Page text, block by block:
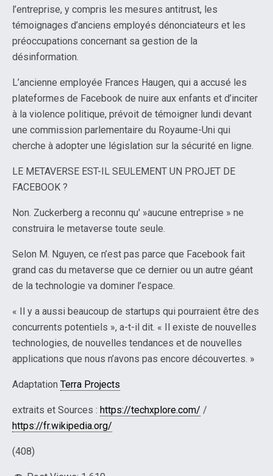
l’entreprise, y compris les mesures antitrust, les
témoignages d’anciens employés dénonciateurs et les
préoccupations concernant sa gestion de la
désinformation.
L’ancienne employée Frances Haugen, qui a accusé les
plateformes de Facebook de nuire aux enfants et d’inciter
à la violence politique, prévoit de témoigner lundi devant
une commission parlementaire du Royaume-Uni qui
cherche à adopter une législation sur la sécurité en ligne.
LE METAVERSE EST-IL SEULEMENT UN PROJET DE
FACEBOOK ?
Non. Zuckerberg a reconnu qu' »aucune entreprise » ne
construira le metaverse toute seule.
Selon M. Nguyen, ce n’est pas parce que Facebook fait
grand cas du metaverse que ce dernier ou un autre géant
de la technologie va dominer l’espace.
« Il y a aussi beaucoup de startups qui pourraient être des
concurrents potentiels », a-t-il dit. « Il existe de nouvelles
technologies, de nouvelles tendances et de nouvelles
applications que nous n’avons pas encore découvertes. »
Adaptation Terra Projects
extraits et Sources : https://techxplore.com/ /
https://fr.wikipedia.org/
(408)